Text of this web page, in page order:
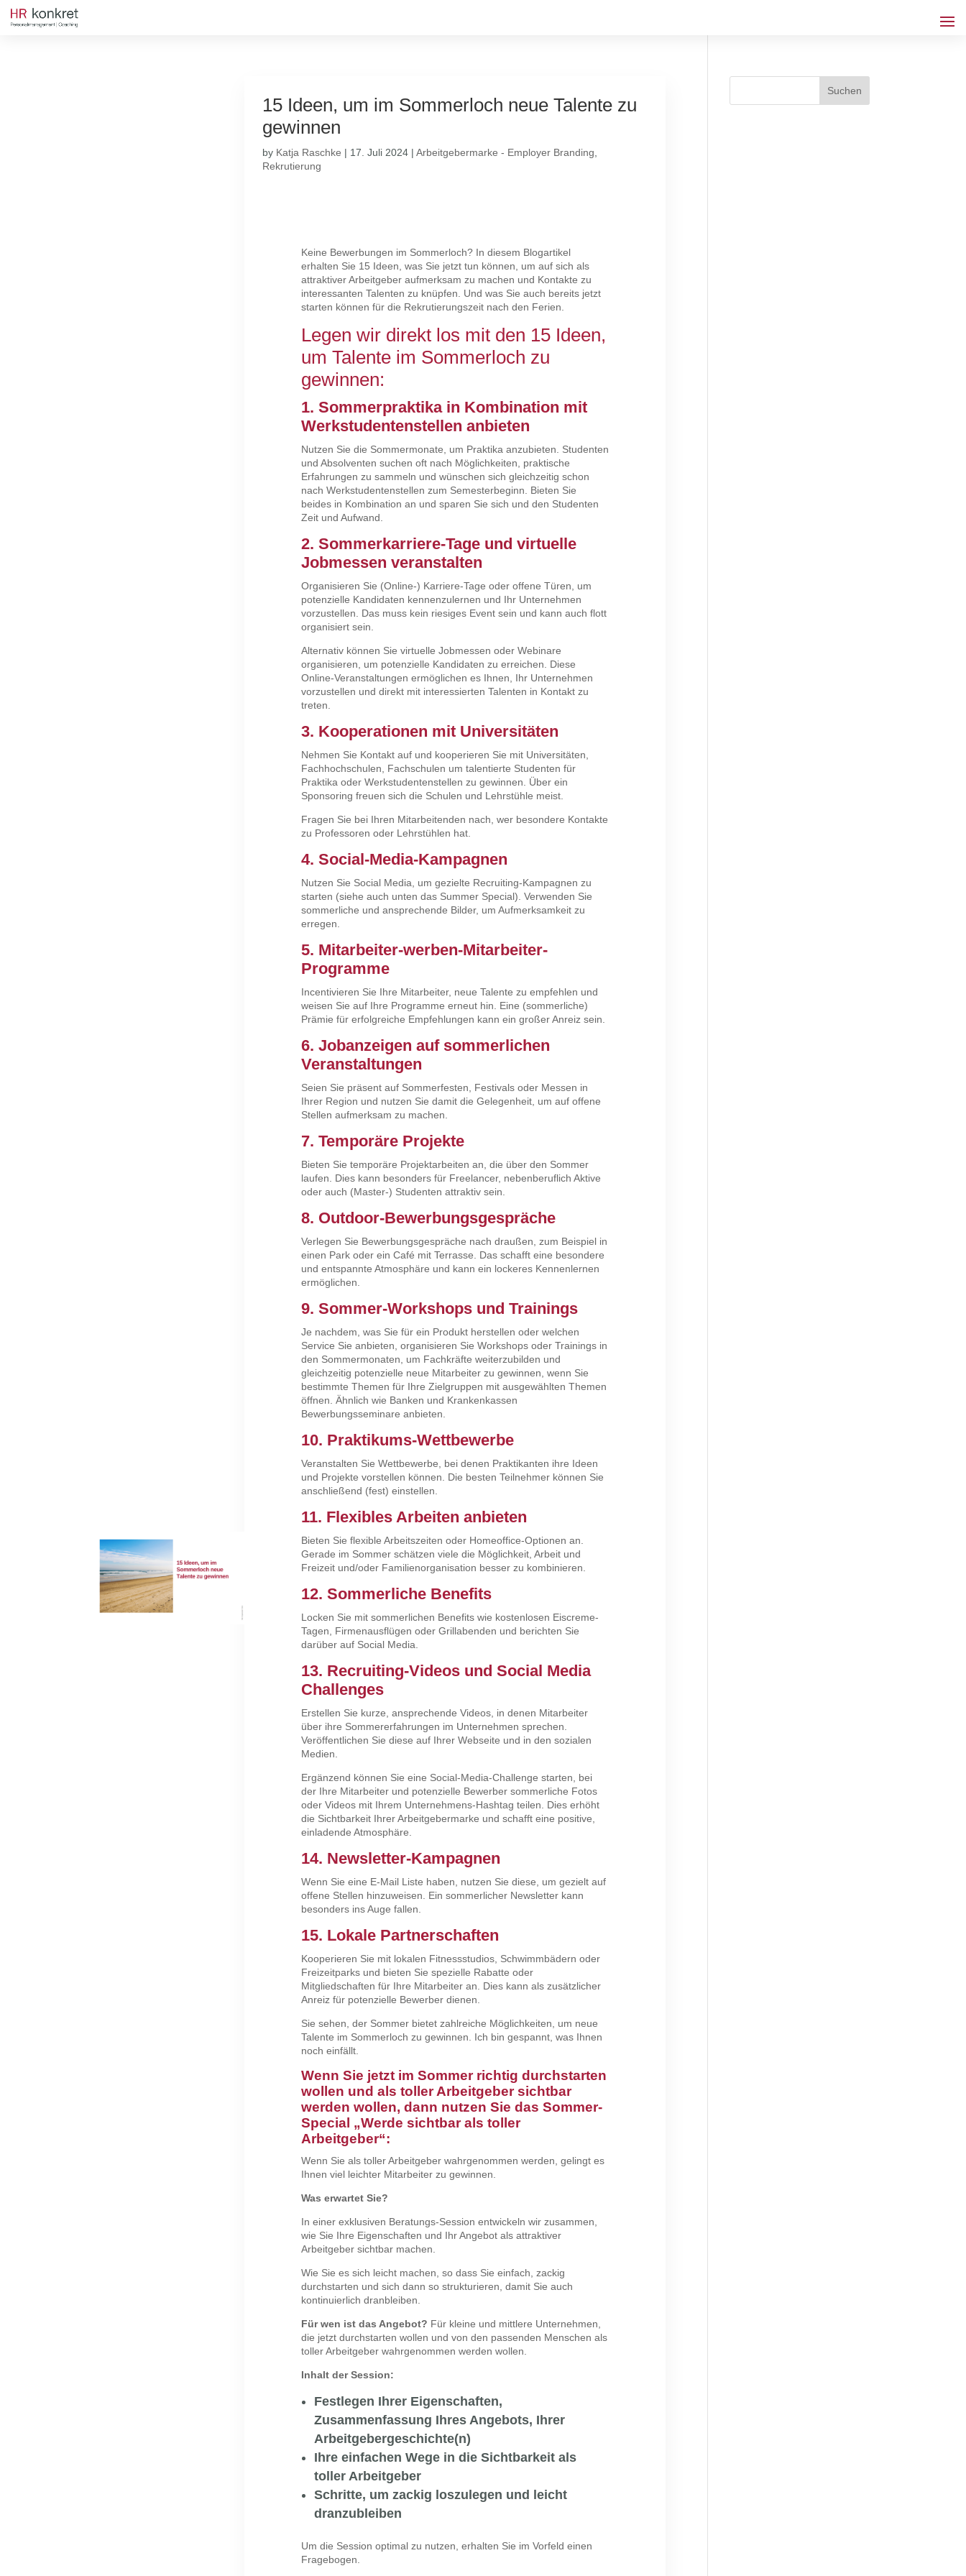
15 Ideen, um im Sommerloch neue Talente zu
gewinnen
by Katja Raschke | 17. Juli 2024 |Arbeitgebermarke - Employer Branding
Rekrutierung
Keine Bewerbungen im Sommerloch? In diesem Blogartikel
erhalten Sie 15 Ideen, was Sie jetzt tun können, um auf sich als
attraktiver Arbeitgeber aufmerksam zu machen und Kontakte zu
interessanten Talenten zu knüpfen. Und was Sie auch bereits jetzt
starten können für die Rekrutierungszeit nach den Ferien.
Legen wir direkt los mit den 15 Ideen,
um Talente im Sommerloch zu
gewinnen:
1. Sommerpraktika in Kombination mit
Werkstudentenstellen anbieten
Nutzen Sie die Sommermonate, um Praktika anzubieten. Studenten
und Absolventen suchen oft nach Möglichkeiten, praktische
Erfahrungen zu sammeln und wünschen sich gleichzeitig schon
nach Werkstudentenstellen zum Semesterbeginn. Bieten Sie
beides in Kombination an und sparen Sie sich und den Studenten
Zeit und Aufwand.
2. Sommerkarriere-Tage und virtuelle
Jobmessen veranstalten
Organisieren Sie (Online-) Karriere-Tage oder offene Türen, um
potenzielle Kandidaten kennenzulernen und Ihr Unternehmen
vorzustellen. Das muss kein riesiges Event sein und kann auch flott
organisiert sein.
Alternativ können Sie virtuelle Jobmessen oder Webinare
organisieren, um potenzielle Kandidaten zu erreichen. Diese
Online-Veranstaltungen ermöglichen es Ihnen, Ihr Unternehmen
vorzustellen und direkt mit interessierten Talenten in Kontakt zu
treten.
3. Kooperationen mit Universitäten
Nehmen Sie Kontakt auf und kooperieren Sie mit Universitäten,
Fachhochschulen, Fachschulen um talentierte Studenten für
Praktika oder Werkstudentenstellen zu gewinnen. Über ein
Sponsoring freuen sich die Schulen und Lehrstühle meist.
Fragen Sie bei Ihren Mitarbeitenden nach, wer besondere Kontakte
zu Professoren oder Lehrstühlen hat.
4. Social-Media-Kampagnen
Nutzen Sie Social Media, um gezielte Recruiting-Kampagnen zu
starten (siehe auch unten das Summer Special). Verwenden Sie
sommerliche und ansprechende Bilder, um Aufmerksamkeit zu
erregen.
5. Mitarbeiter-werben-Mitarbeiter-
Programme
Incentivieren Sie Ihre Mitarbeiter, neue Talente zu empfehlen und
weisen Sie auf Ihre Programme erneut hin. Eine (sommerliche)
Prämie für erfolgreiche Empfehlungen kann ein großer Anreiz sein.
6. Jobanzeigen auf sommerlichen
Veranstaltungen
Seien Sie präsent auf Sommerfesten, Festivals oder Messen in
Ihrer Region und nutzen Sie damit die Gelegenheit, um auf offene
Stellen aufmerksam zu machen.
7. Temporäre Projekte
Bieten Sie temporäre Projektarbeiten an, die über den Sommer
laufen. Dies kann besonders für Freelancer, nebenberuflich Aktive
oder auch (Master-) Studenten attraktiv sein.
8. Outdoor-Bewerbungsgespräche
Verlegen Sie Bewerbungsgespräche nach draußen, zum Beispiel in
einen Park oder ein Café mit Terrasse. Das schafft eine besondere
und entspannte Atmosphäre und kann ein lockeres Kennenlernen
ermöglichen.
9. Sommer-Workshops und Trainings
Je nachdem, was Sie für ein Produkt herstellen oder welchen
Service Sie anbieten, organisieren Sie Workshops oder Trainings in
den Sommermonaten, um Fachkräfte weiterzubilden und
gleichzeitig potenzielle neue Mitarbeiter zu gewinnen, wenn Sie
bestimmte Themen für Ihre Zielgruppen mit ausgewählten Themen
öffnen. Ähnlich wie Banken und Krankenkassen
Bewerbungsseminare anbieten.
10. Praktikums-Wettbewerbe
Veranstalten Sie Wettbewerbe, bei denen Praktikanten ihre Ideen
und Projekte vorstellen können. Die besten Teilnehmer können Sie
anschließend (fest) einstellen.
11. Flexibles Arbeiten anbieten
Bieten Sie flexible Arbeitszeiten oder Homeoffice-Optionen an.
Gerade im Sommer schätzen viele die Möglichkeit, Arbeit und
Freizeit und/oder Familienorganisation besser zu kombinieren.
12. Sommerliche Benefits
Locken Sie mit sommerlichen Benefits wie kostenlosen Eiscreme-
Tagen, Firmenausflügen oder Grillabenden und berichten Sie
darüber auf Social Media.
13. Recruiting-Videos und Social Media
Challenges
Erstellen Sie kurze, ansprechende Videos, in denen Mitarbeiter
über ihre Sommererfahrungen im Unternehmen sprechen.
Veröffentlichen Sie diese auf Ihrer Webseite und in den sozialen
Medien.
Ergänzend können Sie eine Social-Media-Challenge starten, bei
der Ihre Mitarbeiter und potenzielle Bewerber sommerliche Fotos
oder Videos mit Ihrem Unternehmens-Hashtag teilen. Dies erhöht
die Sichtbarkeit Ihrer Arbeitgebermarke und schafft eine positive,
einladende Atmosphäre.
14. Newsletter-Kampagnen
Wenn Sie eine E-Mail Liste haben, nutzen Sie diese, um gezielt auf
offene Stellen hinzuweisen. Ein sommerlicher Newsletter kann
besonders ins Auge fallen.
15. Lokale Partnerschaften
Kooperieren Sie mit lokalen Fitnessstudios, Schwimmbädern oder
Freizeitparks und bieten Sie spezielle Rabatte oder
Mitgliedschaften für Ihre Mitarbeiter an. Dies kann als zusätzlicher
Anreiz für potenzielle Bewerber dienen.
Sie sehen, der Sommer bietet zahlreiche Möglichkeiten, um neue
Talente im Sommerloch zu gewinnen. Ich bin gespannt, was Ihnen
noch einfällt.
Wenn Sie jetzt im Sommer richtig durchstarten
wollen und als toller Arbeitgeber sichtbar
werden wollen, dann nutzen Sie das Sommer-
Special „Werde sichtbar als toller
Arbeitgeber“:
Wenn Sie als toller Arbeitgeber wahrgenommen werden, gelingt es
Ihnen viel leichter Mitarbeiter zu gewinnen.
Was erwartet Sie?
In einer exklusiven Beratungs-Session entwickeln wir zusammen,
wie Sie Ihre Eigenschaften und Ihr Angebot als attraktiver
Arbeitgeber sichtbar machen.
Wie Sie es sich leicht machen, so dass Sie einfach, zackig
durchstarten und sich dann so strukturieren, damit Sie auch
kontinuierlich dranbleiben.
Für wen ist das Angebot? Für kleine und mittlere Unternehmen,
die jetzt durchstarten wollen und von den passenden Menschen als
toller Arbeitgeber wahrgenommen werden wollen.
Inhalt der Session:
Festlegen Ihrer Eigenschaften,
Zusammenfassung Ihres Angebots, Ihrer
Arbeitgebergeschichte(n)
Ihre einfachen Wege in die Sichtbarkeit als
toller Arbeitgeber
Schritte, um zackig loszulegen und leicht
dranzubleiben
Um die Session optimal zu nutzen, erhalten Sie im Vorfeld einen
Fragebogen.